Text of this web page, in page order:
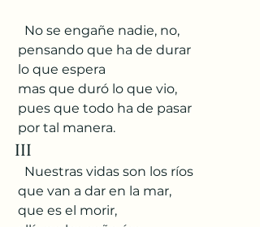
No se engañe nadie, no,
pensando que ha de durar
lo que espera
mas que duró lo que vio,
pues que todo ha de pasar
por tal manera.
III
Nuestras vidas son los ríos
que van a dar en la mar,
que es el morir,